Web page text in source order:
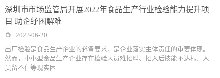
深圳市市场监管局开展2022年食品生产行业检验能力提升项
目 助企纾困解难
2022-06-20
出厂检验是食品生产企业的必备要求，是企业落实主体责任的重要体现。
然而，中小型食品生产企业存在检验人员难招聘、招入后技能不达标、人
员留不住等现实困